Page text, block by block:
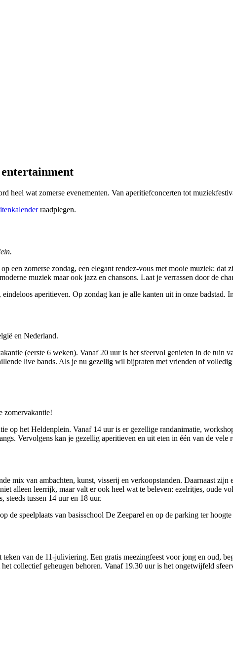
heel wat zomerse evenementen. Van aperitiefconcerten tot
raadplegen.
een zomerse zondag, een elegant rendez-vous met mooie muziek: dat
muziek maar ook jazz en chansons. Laat je verrassen door de
aperitieven. Op zondag kan je alle kanten uit in onze badstad.
en Nederland.
(eerste 6 weken). Vanaf 20 uur is het sfeervol genieten in de tuin
live bands. Als je nu gezellig wil bijpraten met vrienden of
zomervakantie!
op het Heldenplein. Vanaf 14 uur is er gezellige randanimatie,
Vervolgens kan je gezellig aperitieven en uit eten in één van de vele
mix van ambachten, kunst, visserij en verkoopstanden. Daarnaast zijn
alleen leerrijk, maar valt er ook heel wat te beleven: ezelritjes, oude
steeds tussen 14 uur en 18 uur.
de speelplaats van basisschool De Zeeparel en op de parking ter
van de 11-juliviering. Een gratis meezingfeest voor jong en oud,
collectief geheugen behoren. Vanaf 19.30 uur is het ongetwijfeld